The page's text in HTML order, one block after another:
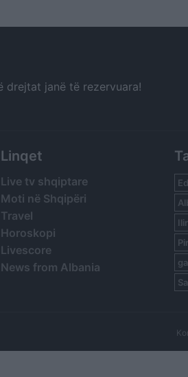
drejtat janë të rezervuara!
Linqet
Live tv shqiptare
Moti në Shqipëri
Travel
Horoskopi
Livescore
News from Albania